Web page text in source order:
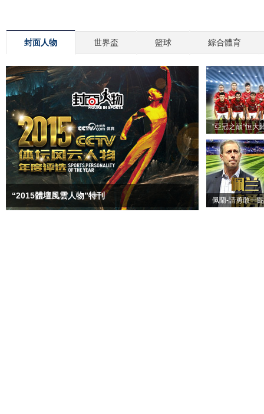
封面人物 世界盃 籃球 綜合體育
“2015體壇風雲人物”特刊
“亞冠之巔”恒大
佩蘭-請勇敢一點